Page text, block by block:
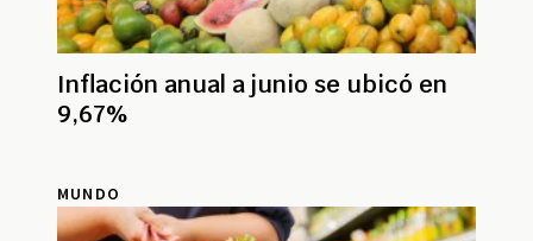
Inflación anual a junio se ubicó en
9,67%
MUNDO